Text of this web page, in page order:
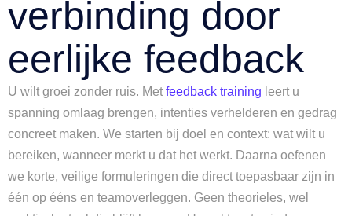
verbinding door
eerlijke feedback
U wilt groei zonder ruis. Met feedback training leert u
spanning omlaag brengen, intenties verhelderen en gedrag
concreet maken. We starten bij doel en context: wat wilt u
bereiken, wanneer merkt u dat het werkt. Daarna oefenen
we korte, veilige formuleringen die direct toepasbaar zijn in
één op ééns en teamoverleggen. Geen theorieles, wel